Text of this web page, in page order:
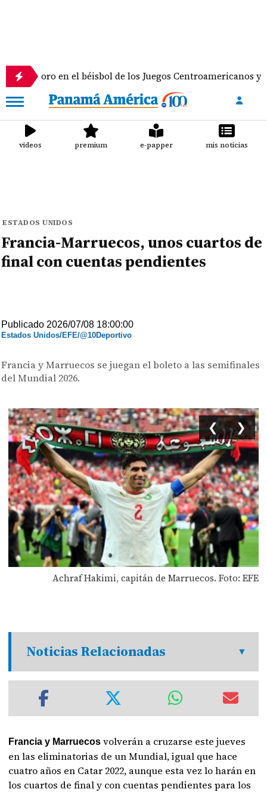
en el béisbol de los Juegos Centroamericanos y del Caribe
videos premium e-papper mis noticias
ESTADOS UNIDOS
Francia-Marruecos, unos cuartos de
final con cuentas pendientes
Publicado 2026/07/08 18:00:00
Estados Unidos/EFE/@10Deportivo
Francia y Marruecos se juegan el boleto a las semifinales
del Mundial 2026.
Achraf Hakimi, capitán de Marruecos. Foto: EFE
❮ ❯
Noticias Relacionadas
Francia y Marruecosvolverán a cruzarse este jueves
en las eliminatorias de un Mundial, igual que hace
cuatro años en Catar 2022, aunque esta vez lo harán en
los cuartos de final y con cuentas pendientes para los